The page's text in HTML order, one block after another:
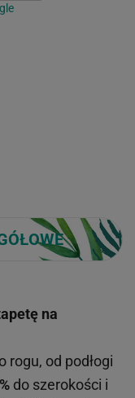
na
od podłogi
do szerokości i